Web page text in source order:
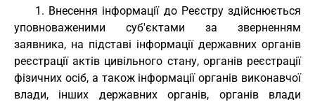
1. Внесення інформації до Реєстру здійснюється
уповноваженими суб'єктами за зверненням
заявника, на підставі інформації державних органів
реєстрації актів цивільного стану, органів реєстрації
фізичних осіб, а також інформації органів виконавчої
влади, інших державних органів, органів влади